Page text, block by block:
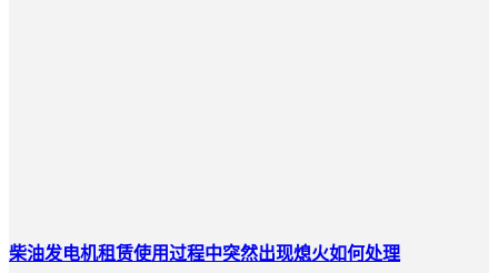
柴油发电机租赁使用过程中突然出现熄火如何处理